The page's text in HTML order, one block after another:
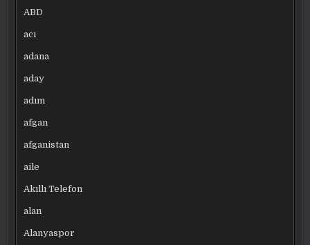
ABD
acı
adana
aday
adım
afgan
afganistan
aile
Akıllı Telefon
alan
Alanyaspor